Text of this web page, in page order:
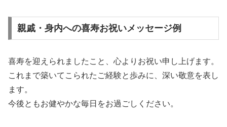
親戚・身内への喜寿お祝いメッセージ例
喜寿を迎えられましたこと、心よりお祝い申し上げます。
これまで築いてこられたご経験と歩みに、深い敬意を表し
ます。
今後ともお健やかな毎日をお過ごしください。